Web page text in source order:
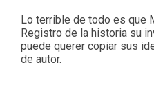
Lo terrible de todo es que
Registro de la historia su
puede querer copiar sus
de autor.